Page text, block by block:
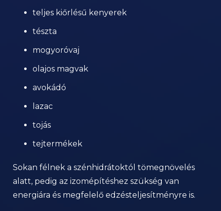
teljes kiőrlésű kenyerek
tészta
mogyoróvaj
olajos magvak
avokádó
lazac
tojás
tejtermékek
Sokan félnek a szénhidrátoktól tömegnövelés
alatt, pedig az izomépítéshez szükség van
energiára és megfelelő edzésteljesítményre is.